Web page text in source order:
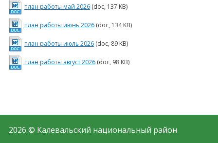
план работы май 2026 (doc, 137 KB)
план работы июнь 2026 (doc, 134 KB)
план работы июль 2026 (doc, 89 KB)
план работы август 2026 (doc, 98 KB)
2026 © Калевальский национальный район